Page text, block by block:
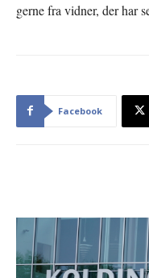
gerne fra vidner, der har
Facebook